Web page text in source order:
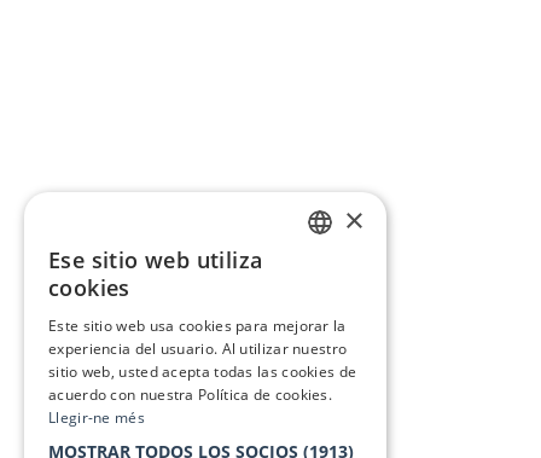
×
Ese sitio web utiliza
cookies
Este sitio web usa cookies para mejorar la
experiencia del usuario. Al utilizar nuestro
sitio web, usted acepta todas las cookies de
acuerdo con nuestra Política de cookies.
Llegir-ne més
MOSTRAR TODOS LOS SOCIOS (1913)